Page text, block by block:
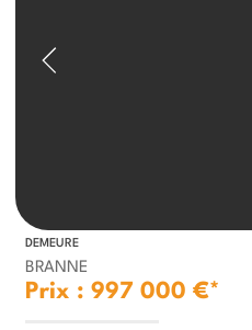
DEMEURE
BRANNE
Prix : 997 000 €*